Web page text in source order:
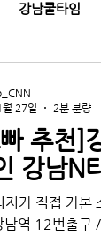
강남쿨타임
청담호빠
추천]
강남N
저가 직접 가본
역 12번출구
27일
2분 분량